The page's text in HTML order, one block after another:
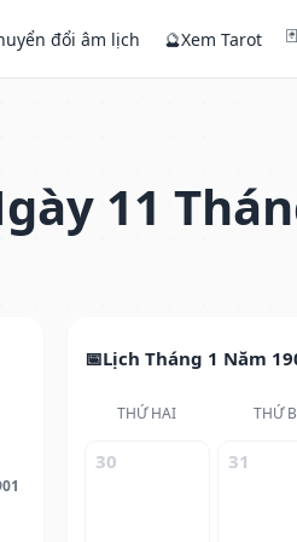
đổi âm lịch 🔮Xem Tarot 🃏
11
Lịch Tháng 1 Năm
THỨ HAI THỨ
30 31